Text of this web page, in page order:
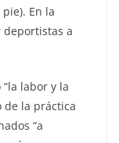
En la
a
labor y la
la práctica
“a